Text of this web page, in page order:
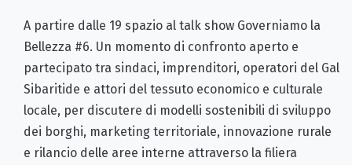
A partire dalle 19 spazio al talk show Governiamo la
Bellezza #6. Un momento di confronto aperto e
partecipato tra sindaci, imprenditori, operatori del Gal
Sibaritide e attori del tessuto economico e culturale
locale, per discutere di modelli sostenibili di sviluppo
dei borghi, marketing territoriale, innovazione rurale
e rilancio delle aree interne attraverso la filiera